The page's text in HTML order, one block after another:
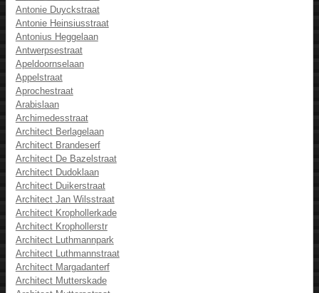
Antonie Duyckstraat
Antonie Heinsiusstraat
Antonius Heggelaan
Antwerpsestraat
Apeldoornselaan
Appelstraat
Aprochestraat
Arabislaan
Archimedesstraat
Architect Berlagelaan
Architect Brandeserf
Architect De Bazelstraat
Architect Dudoklaan
Architect Duikerstraat
Architect Jan Wilsstraat
Architect Krophollerkade
Architect Krophollerstr
Architect Luthmannpark
Architect Luthmannstraat
Architect Margadanterf
Architect Mutterskade